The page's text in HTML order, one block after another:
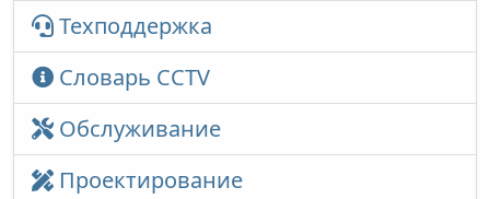
Техподдержка
Словарь CCTV
Обслуживание
Проектирование